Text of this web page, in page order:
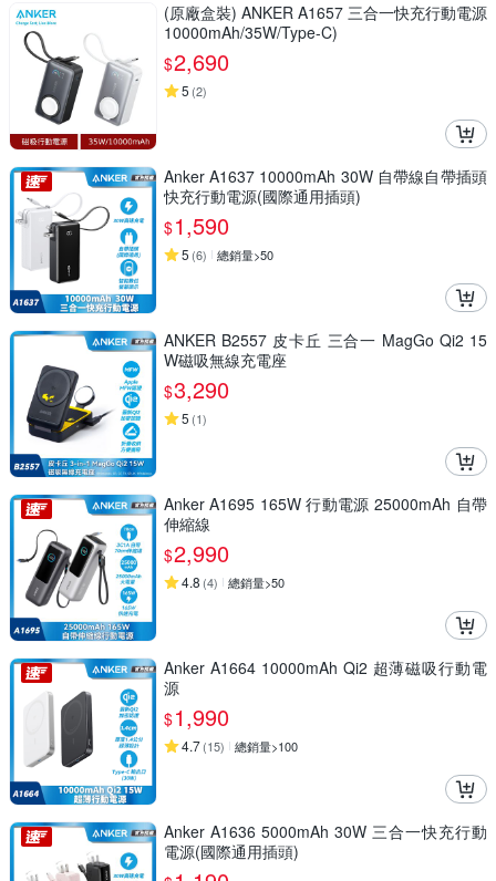
(原廠盒裝) ANKER A1657 三合一快充行動電源
10000mAh/35W/Type-C)
$2,690
5 (2)
Anker A1637 10000mAh 30W 自帶線自帶插頭
快充行動電源(國際通用插頭)
$1,590
5 (6) 總銷量>50
ANKER B2557 皮卡丘 三合一 MagGo Qi2 15
W磁吸無線充電座
$3,290
5 (1)
Anker A1695 165W 行動電源 25000mAh 自帶
伸縮線
$2,990
4.8 (4) 總銷量>50
Anker A1664 10000mAh Qi2 超薄磁吸行動電
源
$1,990
4.7(15) 總銷量>100
Anker A1636 5000mAh 30W 三合一快充行動
電源(國際通用插頭)